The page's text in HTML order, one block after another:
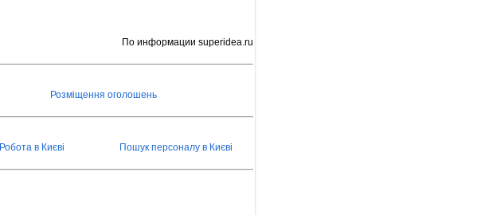
По информации superidea.ru
Розміщення оголошень
Робота в Києві Пошук персоналу в Києві